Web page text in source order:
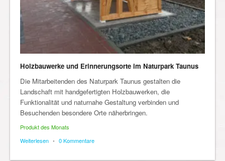
Holzbauwerke und Erinnerungsorte im Naturpark Taunus
Die Mitarbeitenden des Naturpark Taunus gestalten die
Landschaft mit handgefertigten Holzbauwerken, die
Funktionalität und naturnahe Gestaltung verbinden und
Besuchenden besondere Orte näherbringen.
Produkt des Monats
Weiterlesen • 0 Kommentare